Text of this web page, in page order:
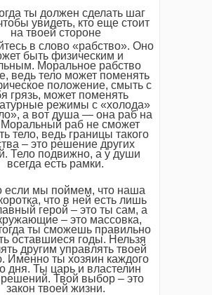
ты должен сделать шаг
увидеть, кто еще стоит
на твоей стороне
в слово «рабство». Оно
быть физическим и
Моральное рабство
ведь тело может поменять
положение, смыть с
грязь, может поменять
режимы с «холода»
а вот душа — она раб на
Моральный раб не сможет
тело, ведь границы такого
– это решение других
Тело подвижно, а у души
всегда есть рамки.
если мы поймем, что наша
что в ней есть лишь
герой – это ты сам, а
– это массовка,
ты сможешь правильно
оставшиеся годы. Нельзя
другим управлять твоей
Именно ты хозяин каждого
дня. Ты царь и властелин
Твой выбор – это
закон твоей жизни.